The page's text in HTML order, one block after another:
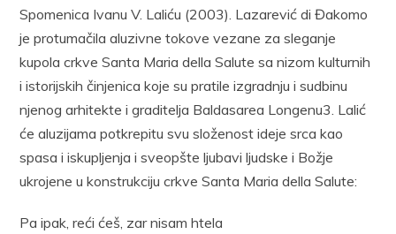
Spomenica Ivanu V. Laliću (2003). Lazarević di Đakomo
je protumačila aluzivne tokove vezane za sleganje
kupola crkve Santa Maria della Salute sa nizom kulturnih
i istorijskih činjenica koje su pratile izgradnju i sudbinu
njenog arhitekte i graditelja Baldasarea Longenu3. Lalić
će aluzijama potkrepitu svu složenost ideje srca kao
spasa i iskupljenja i sveopšte ljubavi ljudske i Božje
ukrojene u kon­strukciju crkve Santa Maria della Salute:
Pa ipak, reći ćeš, zar nisam htela